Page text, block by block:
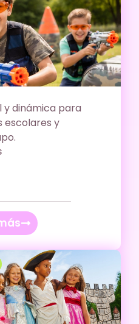
y dinámica para
escolares y